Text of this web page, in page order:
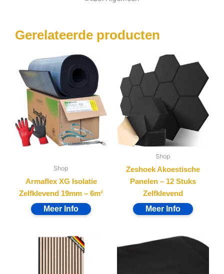
Gerelateerde producten
Shop
Armaflex XG Isolatie
Zelfklevend 19mm – 6m²
Shop
Zeshoek Akoestische
Panelen – 12 Stuks
Zelfklevend